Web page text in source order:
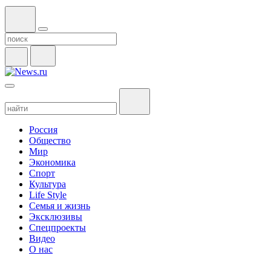
Россия
Общество
Мир
Экономика
Спорт
Культура
Life Style
Семья и жизнь
Эксклюзивы
Спецпроекты
Видео
О нас